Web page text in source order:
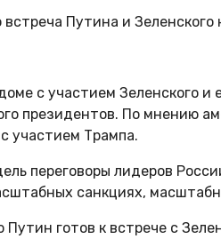
Путина и Зеленского
с участием Зеленского
президентов. По мнению
участием Трампа.
переговоры лидеров
санкциях,
Путин готов к встрече с